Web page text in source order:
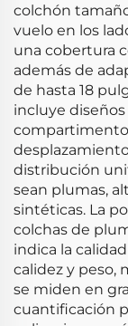
colchón
vuelo en los
una cobertura
además de
de hasta 18
incluye
distribución
sean plumas,
sintéticas. La
colchas de
indica la
calidez y peso,
se miden en
cuantificación